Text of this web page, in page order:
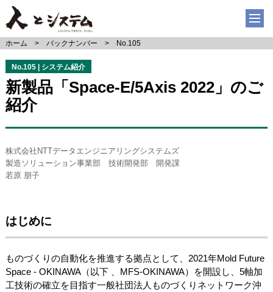
ホーム バックナンバー No.105
No.105 | システム紹介
新製品「Space-E/5Axis 2022」のご
紹介
株式会社NTTデータエンジニアリングシステムズ
製造ソリューション事業部 技術開発部 開発課
若原 朋子
はじめに
ものづくりの自動化を推進する拠点として、2021年Mold Future
Space - OKINAWA（以下 、MFS-OKINAWA）を開設し、5軸加
工技術の確立を目指す一般社団法人ものづくりネットワーク沖